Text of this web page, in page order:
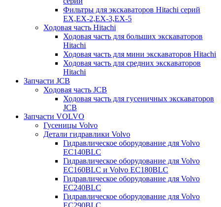
Фильтры для экскаваторов Hitachi серий
EX,EX-2,EX-3,EX-5
Ходовая часть Hitachi
Ходовая часть для больших экскаваторов
Hitachi
Ходовая часть для мини экскаваторов Hitachi
Ходовая часть для средних экскаваторов
Hitachi
Запчасти JCB
Ходовая часть JCB
Ходовая часть для гусеничных экскаваторов
JCB
Запчасти VOLVO
Гусеницы Volvo
Детали гидравлики Volvo
Гидравлическое оборудование для Volvo
EC140BLC
Гидравлическое оборудование для Volvo
EC160BLC и Volvo EC180BLC
Гидравлическое оборудование для Volvo
EC240BLC
Гидравлическое оборудование для Volvo
EC290BLC